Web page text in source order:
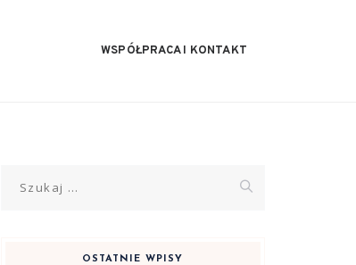
WSPÓŁPRACA I KONTAKT
OSTATNIE WPISY